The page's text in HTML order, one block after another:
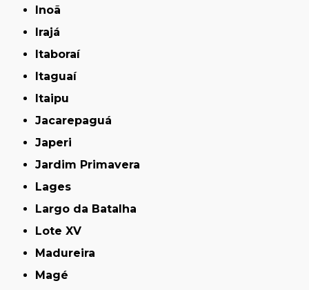
Inoã
Irajá
Itaboraí
Itaguaí
Itaipu
Jacarepaguá
Japeri
Jardim Primavera
Lages
Largo da Batalha
Lote XV
Madureira
Magé